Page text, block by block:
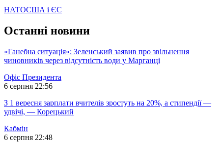
НАТОСША і ЄС
Останні новини
«Ганебна ситуація»: Зеленський заявив про звільнення
чиновників через відсутність води у Марганці
Офіс Президента
6 серпня 22:56
З 1 вересня зарплати вчителів зростуть на 20%, а стипендії —
удвічі, — Корецький
Кабмін
6 серпня 22:48